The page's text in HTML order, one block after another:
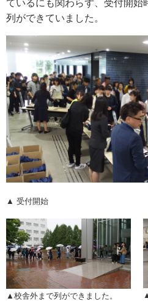
お問い合わせ
サイトマップ
入試情報
入試イベント
キャンパスライフ
就職・キャリア
ウェブマガジン
学費・奨学金
ているにも関わらず、受付開始
列ができていました。
▲ 受付開始
▲校舎外まで列ができました。